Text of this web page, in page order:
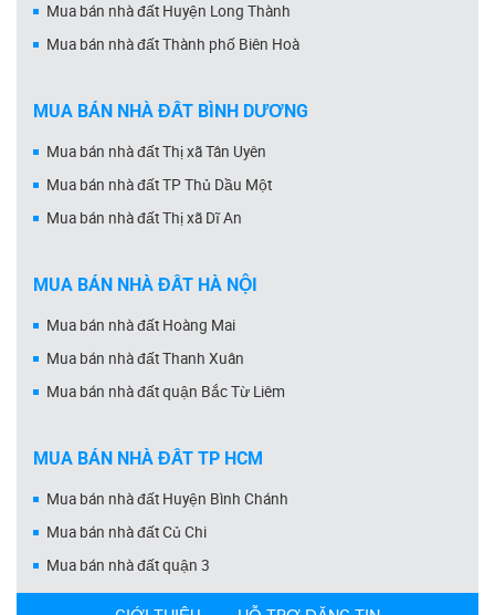
Mua bán nhà đất Huyện Long Thành
Mua bán nhà đất Thành phố Biên Hoà
MUA BÁN NHÀ ĐẤT BÌNH DƯƠNG
Mua bán nhà đất Thị xã Tân Uyên
Mua bán nhà đất TP Thủ Dầu Một
Mua bán nhà đất Thị xã Dĩ An
MUA BÁN NHÀ ĐẤT HÀ NỘI
Mua bán nhà đất Hoàng Mai
Mua bán nhà đất Thanh Xuân
Mua bán nhà đất quận Bắc Từ Liêm
MUA BÁN NHÀ ĐẤT TP HCM
Mua bán nhà đất Huyện Bình Chánh
Mua bán nhà đất Củ Chi
Mua bán nhà đất quận 3